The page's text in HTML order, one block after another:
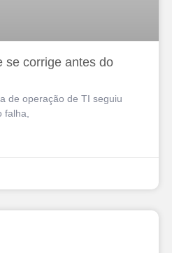
se corrige antes do
de operação de TI seguiu
falha,